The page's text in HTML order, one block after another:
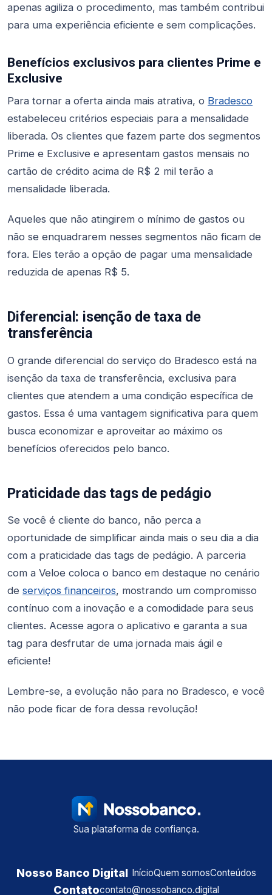
apenas agiliza o procedimento, mas também contribui
para uma experiência eficiente e sem complicações.
Benefícios exclusivos para clientes Prime e
Exclusive
Para tornar a oferta ainda mais atrativa, o Bradesco
estabeleceu critérios especiais para a mensalidade
liberada. Os clientes que fazem parte dos segmentos
Prime e Exclusive e apresentam gastos mensais no
cartão de crédito acima de R$ 2 mil terão a
mensalidade liberada.
Aqueles que não atingirem o mínimo de gastos ou
não se enquadrarem nesses segmentos não ficam de
fora. Eles terão a opção de pagar uma mensalidade
reduzida de apenas R$ 5.
Diferencial: isenção de taxa de
transferência
O grande diferencial do serviço do Bradesco está na
isenção da taxa de transferência, exclusiva para
clientes que atendem a uma condição específica de
gastos. Essa é uma vantagem significativa para quem
busca economizar e aproveitar ao máximo os
benefícios oferecidos pelo banco.
Praticidade das tags de pedágio
Se você é cliente do banco, não perca a
oportunidade de simplificar ainda mais o seu dia a dia
com a praticidade das tags de pedágio. A parceria
com a Veloe coloca o banco em destaque no cenário
de serviços financeiros, mostrando um compromisso
contínuo com a inovação e a comodidade para seus
clientes. Acesse agora o aplicativo e garanta a sua
tag para desfrutar de uma jornada mais ágil e
eficiente!
Lembre-se, a evolução não para no Bradesco, e você
não pode ficar de fora dessa revolução!
Sua plataforma de confiança.
Nosso Banco Digital InícioQuem somosConteúdos
Contatocontato@nossobanco.digital